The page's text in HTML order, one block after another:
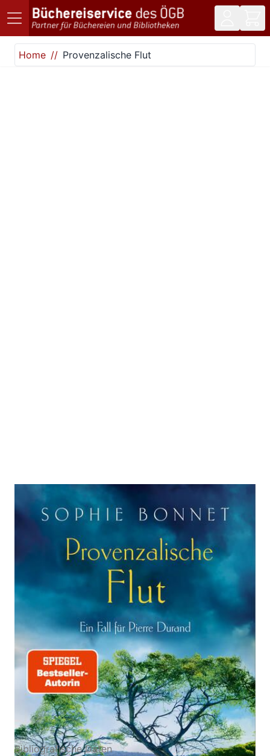
Direkt zum Inhalt
Home
Provenzalische Flut
Provenzalische Flut
Zur Wunschliste hinzufügen
Ein Fall für Pierre Durand
VonSophie Bonnet
Verlag: Blanvalet 08.05.2024
Buch 368 Seiten
Softcover
ISBN: 978-3-
76450849-4
Bibliografische Daten